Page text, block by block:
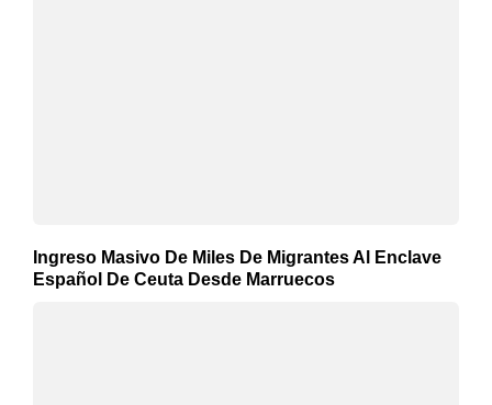
Ingreso Masivo De Miles De Migrantes Al Enclave
Español De Ceuta Desde Marruecos